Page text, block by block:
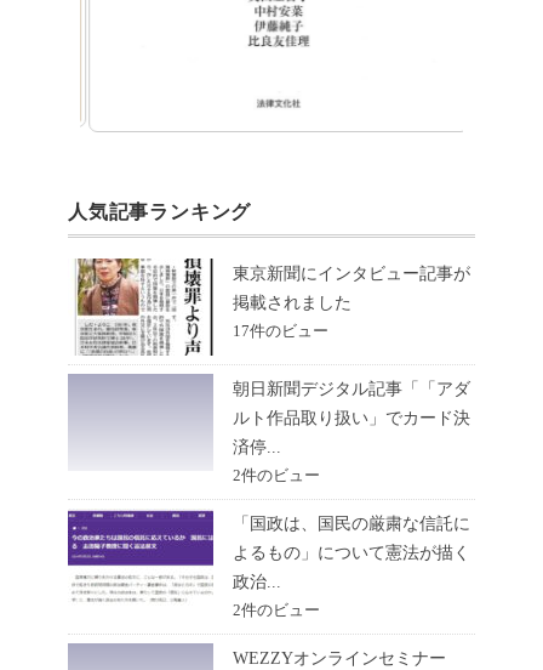
人気記事ランキング
東京新聞にインタビュー記事が
掲載されました
17件のビュー
朝日新聞デジタル記事「「アダ
ルト作品取り扱い」でカード決
済停...
2件のビュー
「国政は、国民の厳粛な信託に
よるもの」について憲法が描く
政治...
2件のビュー
WEZZYオンラインセミナー